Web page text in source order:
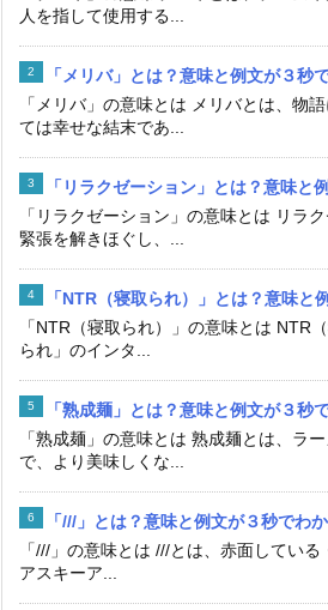
人を指して使用する...
「メリバ」とは？意味と例文が３秒
「メリバ」の意味とは メリバとは、物
ては幸せな結末であ...
「リラクゼーション」とは？意味と
「リラクゼーション」の意味とは リラ
緊張を解きほぐし、...
「NTR（寝取られ）」とは？意味と
「NTR（寝取られ）」の意味とは NTR
られ」のインタ...
「熟成麺」とは？意味と例文が３秒
「熟成麺」の意味とは 熟成麺とは、ラ
で、より美味しくな...
「///」とは？意味と例文が３秒でわか
「///」の意味とは ///とは、赤面してい
アスキーア...